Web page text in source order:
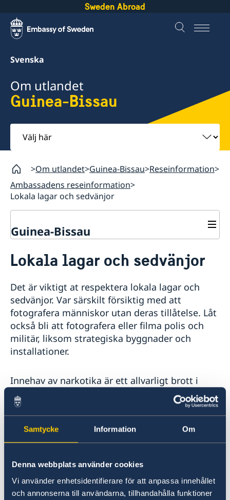
Samtycke Information Om
Denna webbplats använder cookies
Vi använder enhetsidentifierare för att anpassa innehållet
och annonserna till användarna, tillhandahålla funktioner
Sweden Abroad
Svenska
Om utlandet
Guinea-Bissau
Välj
här
Om utlandet Guinea-Bissau Reseinformation
Ambassadens reseinformation
Lokala lagar och sedvänjor
Guinea-Bissau
Hjälp till svenskar i Guinea-Bissau
Akut hjälp
Larmcentraler
Pass utomlands
Provisoriskt pass
Förnyelse av pass
Förlust av pass
Andra konsulära tjänster
Ambassadens reseinformation
Aktuella händelser
Allmänna säkerhetsläget
In- och utresebestämmelser
Terrorism
Naturförhållanden och katastrofer
Kriminalitet och personlig säkerhet
Lokala lagar och sedvänjor
Hälso- och sjukvård
Inför resan
Lokala lagar och sedvänjor
Det är viktigt at respektera lokala lagar och
sedvänjor. Var särskilt försiktig med att
fotografera människor utan deras tillåtelse. Låt
också bli att fotografera eller filma polis och
militär, liksom strategiska byggnader och
installationer.
Innehav av narkotika är ett allvarligt brott i
Guinea-Bissau som kan leda till långa
fängelsestraff i fängelser med hårda
förhållanden för de intagna.
sexuella handlingar mellan personer av samma
accepterat.